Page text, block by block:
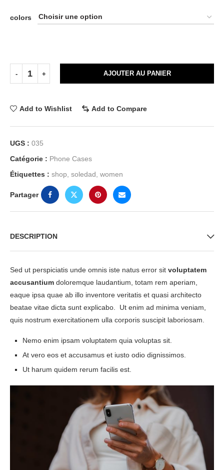
colors
AJOUTER AU PANIER
Add to Wishlist Add to Compare
UGS : 035
Catégorie : Phone Cases
Étiquettes : shop soledad women
Partager
DESCRIPTION
Sed ut perspiciatis unde omnis iste natus error sit voluptatem
accusantium doloremque laudantium, totam rem aperiam,
eaque ipsa quae ab illo inventore veritatis et quasi architecto
beatae vitae dicta sunt explicabo. Ut enim ad minima veniam,
quis nostrum exercitationem ulla corporis suscipit laboriosam.
Nemo enim ipsam voluptatem quia voluptas sit.
At vero eos et accusamus et iusto odio dignissimos.
Ut harum quidem rerum facilis est.